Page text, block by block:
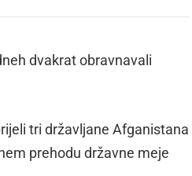
dvakrat obravnavali
tri državljane Afganistana
prehodu državne meje